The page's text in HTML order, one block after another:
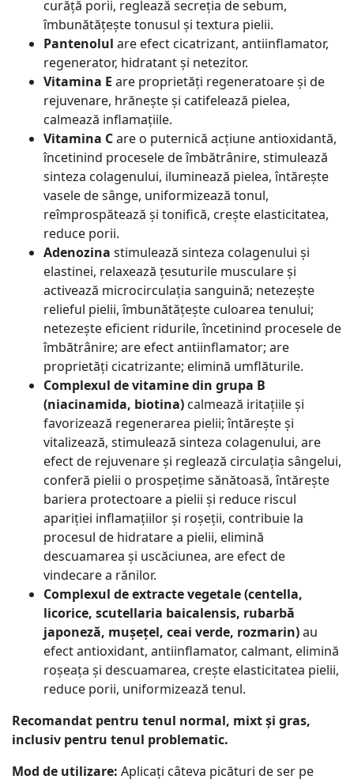
curăță porii, reglează secreția de sebum,
îmbunătățește tonusul și textura pielii.
Pantenolul are efect cicatrizant, antiinflamator,
regenerator, hidratant și netezitor.
Vitamina E are proprietăți regeneratoare și de
rejuvenare, hrănește și catifelează pielea,
calmează inflamațiile.
Vitamina Care o puternică acțiune antioxidantă,
încetinind procesele de îmbătrânire, stimulează
sinteza colagenului, iluminează pielea, întărește
vasele de sânge, uniformizează tonul,
reîmprospătează și tonifică, crește elasticitatea,
reduce porii.
Adenozina stimulează sinteza colagenului și
elastinei, relaxează țesuturile musculare și
activează microcirculația sanguină; netezește
relieful pielii, îmbunătățește culoarea tenului;
netezește eficient ridurile, încetinind procesele de
îmbătrânire; are efect antiinflamator; are
proprietăți cicatrizante; elimină umflăturile.
Complexul de vitamine din grupa B
(niacinamida, biotina) calmează iritațiile și
favorizează regenerarea pielii; întărește și
vitalizează, stimulează sinteza colagenului, are
efect de rejuvenare și reglează circulația sângelui,
conferă pielii o prospețime sănătoasă, întărește
bariera protectoare a pielii și reduce riscul
apariției inflamațiilor și roșeții, contribuie la
procesul de hidratare a pielii, elimină
descuamarea și uscăciunea, are efect de
vindecare a rănilor.
Complexul de extracte vegetale (centella,
licorice, scutellaria baicalensis, rubarbă
japoneză, mușețel, ceai verde, rozmarin)au
efect antioxidant, antiinflamator, calmant, elimină
roșeața și descuamarea, crește elasticitatea pielii,
reduce porii, uniformizează tenul.
Recomandat pentru tenul normal, mixt și gras,
inclusiv pentru tenul problematic.
Mod de utilizare: Aplicați câteva picături de ser pe